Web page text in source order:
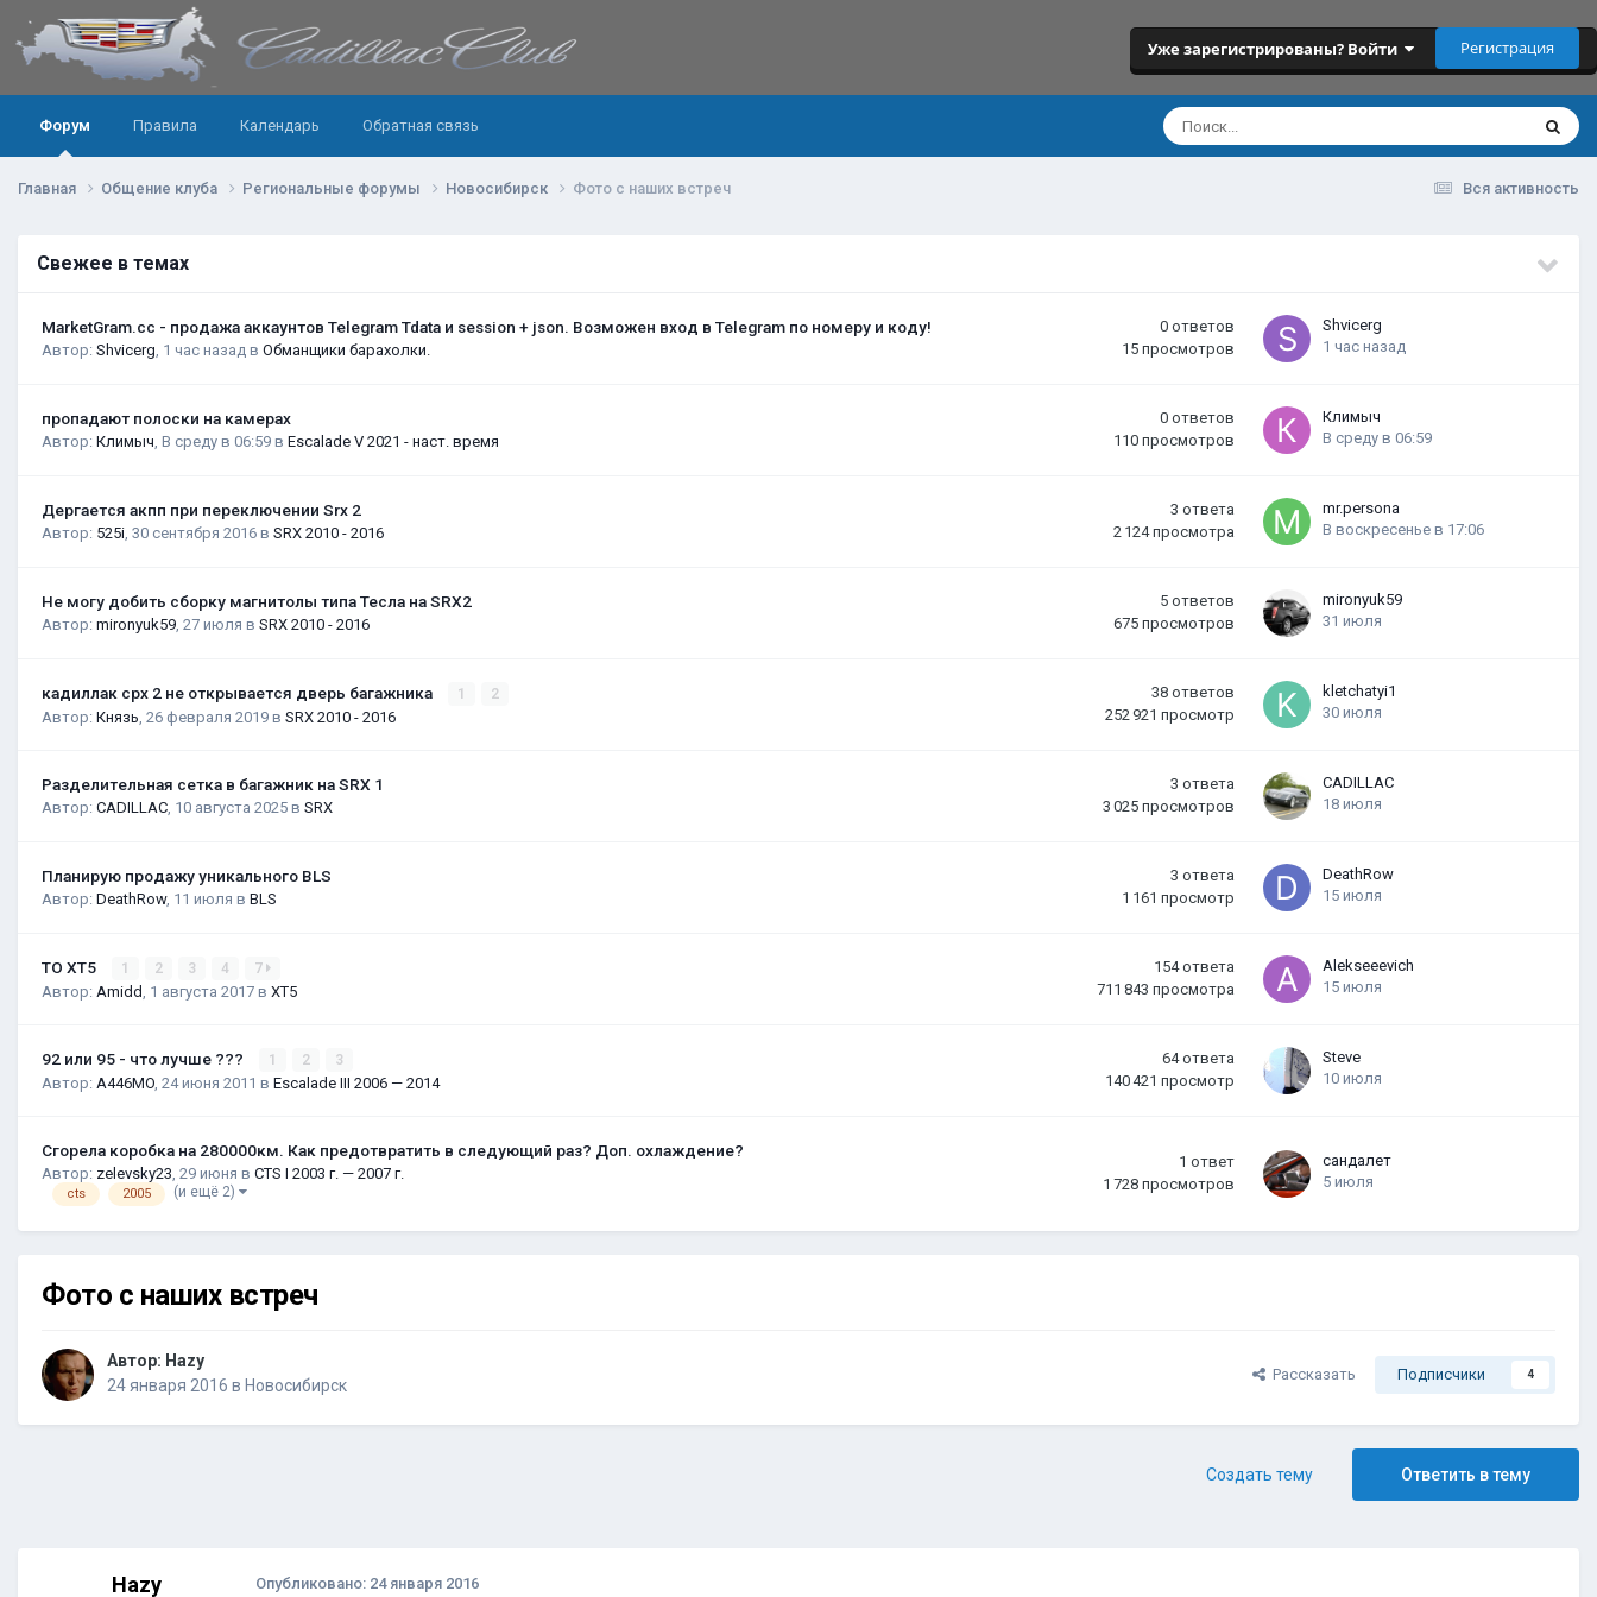
Уже зарегистрированы? Войти Регистрация
Форум Правила Календарь Обратная связь
Вся активность
Главная Общение клуба Региональные форумы Новосибирск Фото с наших встреч
Свежее в темах
MarketGram.cc - продажа аккаунтов Telegram Tdata и session + json. Возможен вход в Telegram по номеру и коду!
Автор: Shvicerg 1 час назад в Обманщики барахолки.
0 ответов
15 просмотров
Shvicerg
1 час назад
пропадают полоски на камерах
Автор: Климыч В среду в 06:59 в Escalade V 2021 - наст. время
0 ответов
110 просмотров
Климыч
В среду в 06:59
Дергается акпп при переключении Srx 2
Автор: 525i 30 сентября 2016 в SRX 2010 - 2016
3 ответа
2 124 просмотра
mr.persona
В воскресенье в 17:06
Не могу добить сборку магнитолы типа Тесла на SRX2
Автор: mironyuk59 27 июля в SRX 2010 - 2016
5 ответов
675 просмотров
mironyuk59
31 июля
кадиллак срх 2 не открывается дверь багажника 1 2
Автор: Князь 26 февраля 2019 в SRX 2010 - 2016
38 ответов
252 921 просмотр
kletchatyi1
30 июля
Разделительная сетка в багажник на SRX 1
Автор: CADILLAC 10 августа 2025 в SRX
3 ответа
3 025 просмотров
CADILLAC
18 июля
Планирую продажу уникального BLS
Автор: DeathRow, 11 июля в BLS
3 ответа
1 161 просмотр
DeathRow
15 июля
ТО XT5 1 2 3 4 7
Автор: Amidd 1 августа 2017 в XT5
154 ответа
711 843 просмотра
Alekseeevich
15 июля
92 или 95 - что лучше ??? 1 2 3
Автор: A446MO 24 июня 2011 в Escalade III 2006 — 2014
64 ответа
140 421 просмотр
Steve
10 июля
Сгорела коробка на 280000км. Как предотвратить в следующий раз? Доп. охлаждение?
Автор: zelevsky23 29 июня в CTS I 2003 г. — 2007 г.
cts 2005 (и ещё 2)
1 ответ
1 728 просмотров
сандалет
5 июля
Фото с наших встреч
Автор: Hazy
24 января 2016 в Новосибирск
Рассказать Подписчики 4
Ответить в тему
Создать тему
Hazy Опубликовано: 24 января 2016